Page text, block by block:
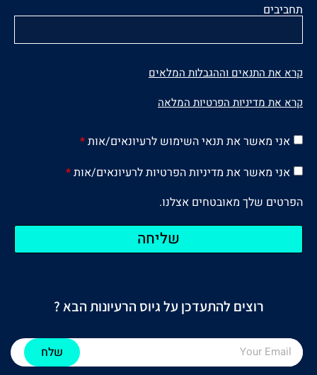
תחביבים
קרא את התנאים וההגבלות המלאים
קרא את מדיניות הפרטיות המלאה
אני מאשר את תנאי השימוש לרעיונאים/אות*
אני מאשר את מדיניות הפרטיות לרעיונאים/אות*
הפרטים שלך מאובטחים אצלנו.
שליחה
רוצים להתעדכן על גיוס הרעיונות הבא ?
שלח